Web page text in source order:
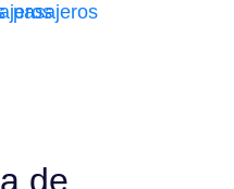
pasajeros
de